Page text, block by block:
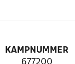
KAMPNUMMER
677200